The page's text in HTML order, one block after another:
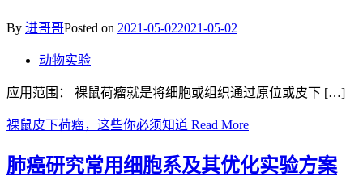
By 进哥哥Posted on 2021-05-022021-05-02
动物实验
应用范围： 裸鼠荷瘤就是将细胞或组织通过原位或皮下 […]
裸鼠皮下荷瘤，这些你必须知道 Read More
肺癌研究常用细胞系及其优化实验方案